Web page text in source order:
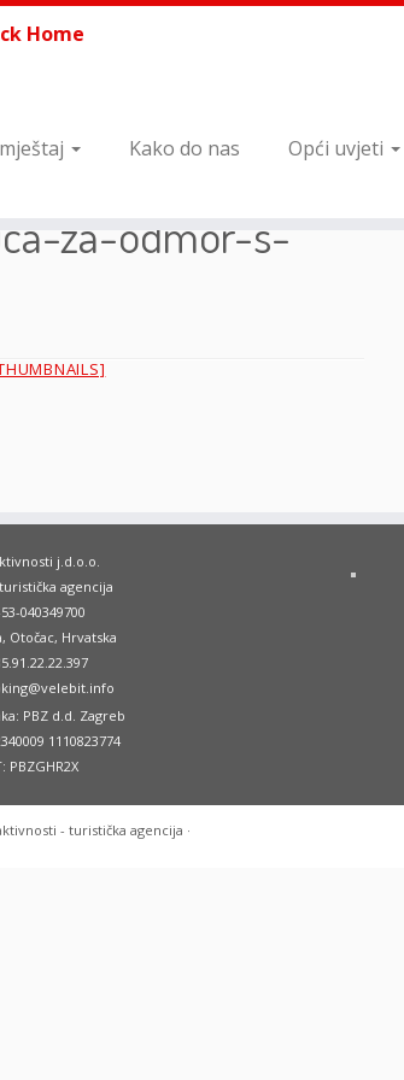
Kako do nas Opći uvjeti
za-odmor-s-
j.d.o.o.
agencija
040349700
Otočac, Hrvatska
PBZ d.d. Zagreb
1110823774
PBZGHR2X
- turistička agencija ·